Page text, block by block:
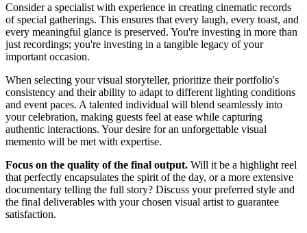
Consider a specialist with experience in creating cinematic records
of special gatherings. This ensures that every laugh, every toast, and
every meaningful glance is preserved. You're investing in more than
just recordings; you're investing in a tangible legacy of your
important occasion.
When selecting your visual storyteller, prioritize their portfolio's
consistency and their ability to adapt to different lighting conditions
and event paces. A talented individual will blend seamlessly into
your celebration, making guests feel at ease while capturing
authentic interactions. Your desire for an unforgettable visual
memento will be met with expertise.
Focus on the quality of the final output. Will it be a highlight reel
that perfectly encapsulates the spirit of the day, or a more extensive
documentary telling the full story? Discuss your preferred style and
the final deliverables with your chosen visual artist to guarantee
satisfaction.